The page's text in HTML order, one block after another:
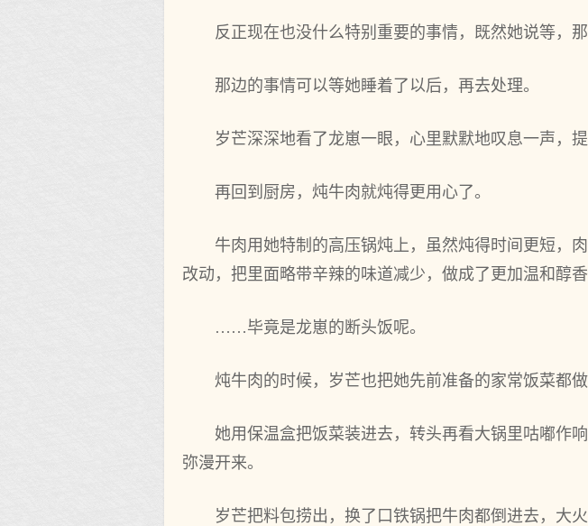
反正现在也没什么特别重要的事情，既然她说等，
那边的事情可以等她睡着了以后，再去处理。
岁芒深深地看了龙崽一眼，心里默默地叹息一声，
再回到厨房，炖牛肉就炖得更用心了。
牛肉用她特制的高压锅炖上，虽然炖得时间更短，
改动，把里面略带辛辣的味道减少，做成了更加温和醇
……毕竟是龙崽的断头饭呢。
炖牛肉的时候，岁芒也把她先前准备的家常饭菜都做
她用保温盒把饭菜装进去，转头再看大锅里咕嘟作
弥漫开来。
岁芒把料包捞出，换了口铁锅把牛肉都倒进去，大火